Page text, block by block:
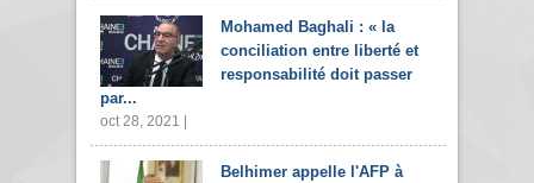
Mohamed Baghali : « la
conciliation entre liberté et
responsabilité doit passer
par...
oct 28, 2021 |
Belhimer appelle l'AFP à